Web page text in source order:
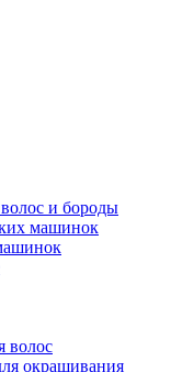
и бороды
машинок
волос
окрашивания